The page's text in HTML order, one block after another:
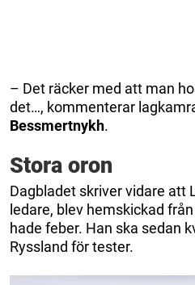
– Det räcker med att man
det…, kommenterar
Bessmertnykh.
Stora oron
Dagbladet skriver vidare att
ledare, blev hemskickad
hade feber. Han ska sedan
Ryssland för tester.